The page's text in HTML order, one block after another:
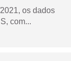
os dados
com...